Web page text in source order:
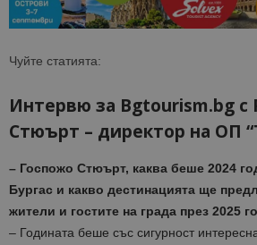
Чуйте статията:
Интервю за Bgtourism.bg с
Стюърт – директор на ОП
– Госпожо Стюърт, каква беше 2024
Бургас и какво дестинацията ще
жители и гостите на града през 2025
– Годината беше със сигурност